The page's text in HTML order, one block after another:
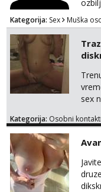
vitke
tip.
Kategorija: Sex Muška
sex
Kategorija: Osobni kontakti